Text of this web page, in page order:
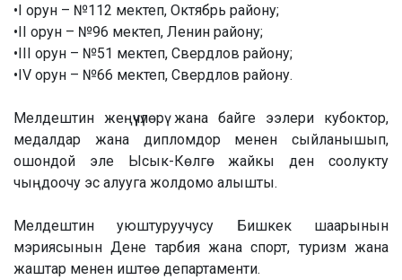
•I орун – №112 мектеп, Октябрь району;
•II орун – №96 мектеп, Ленин району;
•III орун – №51 мектеп, Свердлов району;
•IV орун – №66 мектеп, Свердлов району.
Мелдештин жеңүүчүлөрү жана байге ээлери кубоктор,
медалдар жана дипломдор менен сыйланышып,
ошондой эле Ысык-Көлгө жайкы ден соолукту
чыңдоочу эс алууга жолдомо алышты.
Мелдештин уюштуруучусу Бишкек шаарынын
мэриясынын Дене тарбия жана спорт, туризм жана
жаштар менен иштөө департаменти.